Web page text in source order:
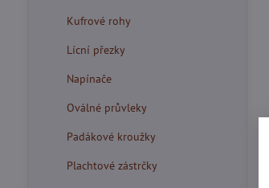
Kufrové rohy
Lícní přezky
Napínače
Oválné průvleky
Padákové kroužky
Plachtové zástrčky